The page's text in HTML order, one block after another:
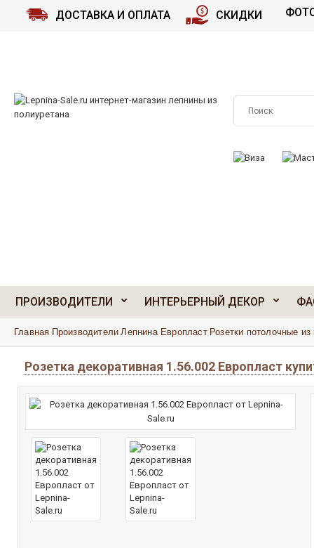
ДОСТАВКА И ОПЛАТА СКИДКИ
ПРОИЗВОДИТЕЛИ ИНТЕРЬЕРНЫЙ ДЕКОР
Главная Производители Лепнина Европласт Розетки потолочные
Розетка декоративная 1.56.002 Европласт